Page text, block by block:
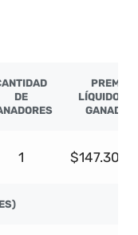
DE
PREMIO
LÍQUIDO
GANADOR
1